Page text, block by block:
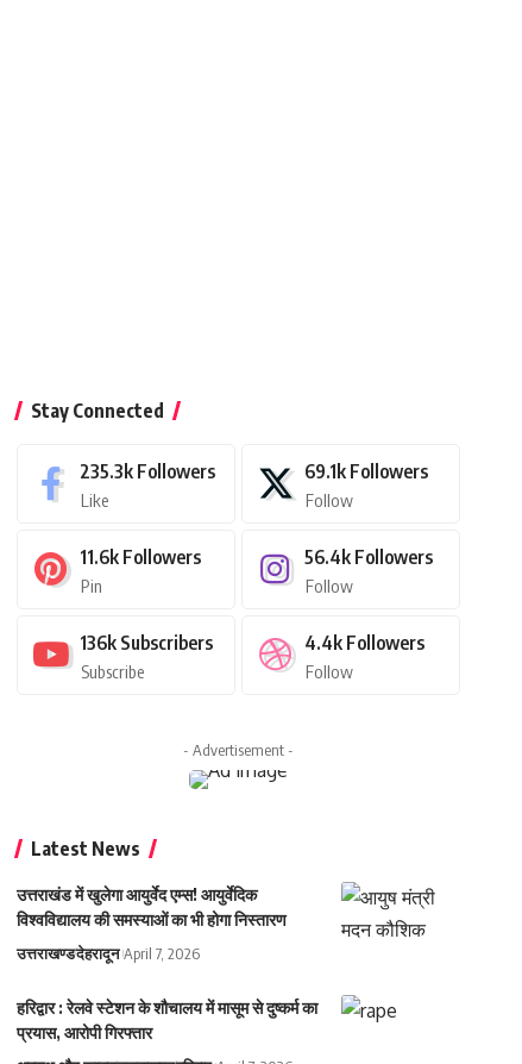
Stay Connected
235.3k Followers
Like
69.1k Followers
Follow
11.6k Followers
Pin
56.4k Followers
Follow
136k Subscribers
Subscribe
4.4k Followers
Follow
- Advertisement -
Latest News
उत्तराखंड में खुलेगा आयुर्वेद एम्स! आयुर्वेदिक
विश्वविद्यालय की समस्याओं का भी होगा निस्तारण
उत्तराखण्डदेहरादून April 7, 2026
हरिद्वार : रेलवे स्टेशन के शौचालय में मासूम से दुष्कर्म का
प्रयास, आरोपी गिरफ्तार